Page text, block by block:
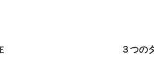
３つの